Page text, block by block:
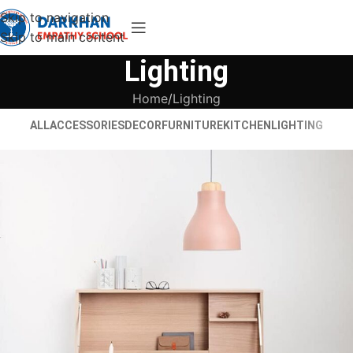
Skip to navigation
Skip to main content
Lighting
Home Lighting
ALLACCESSORIESDECOR FURNITUREKITCHEN LIGHTING